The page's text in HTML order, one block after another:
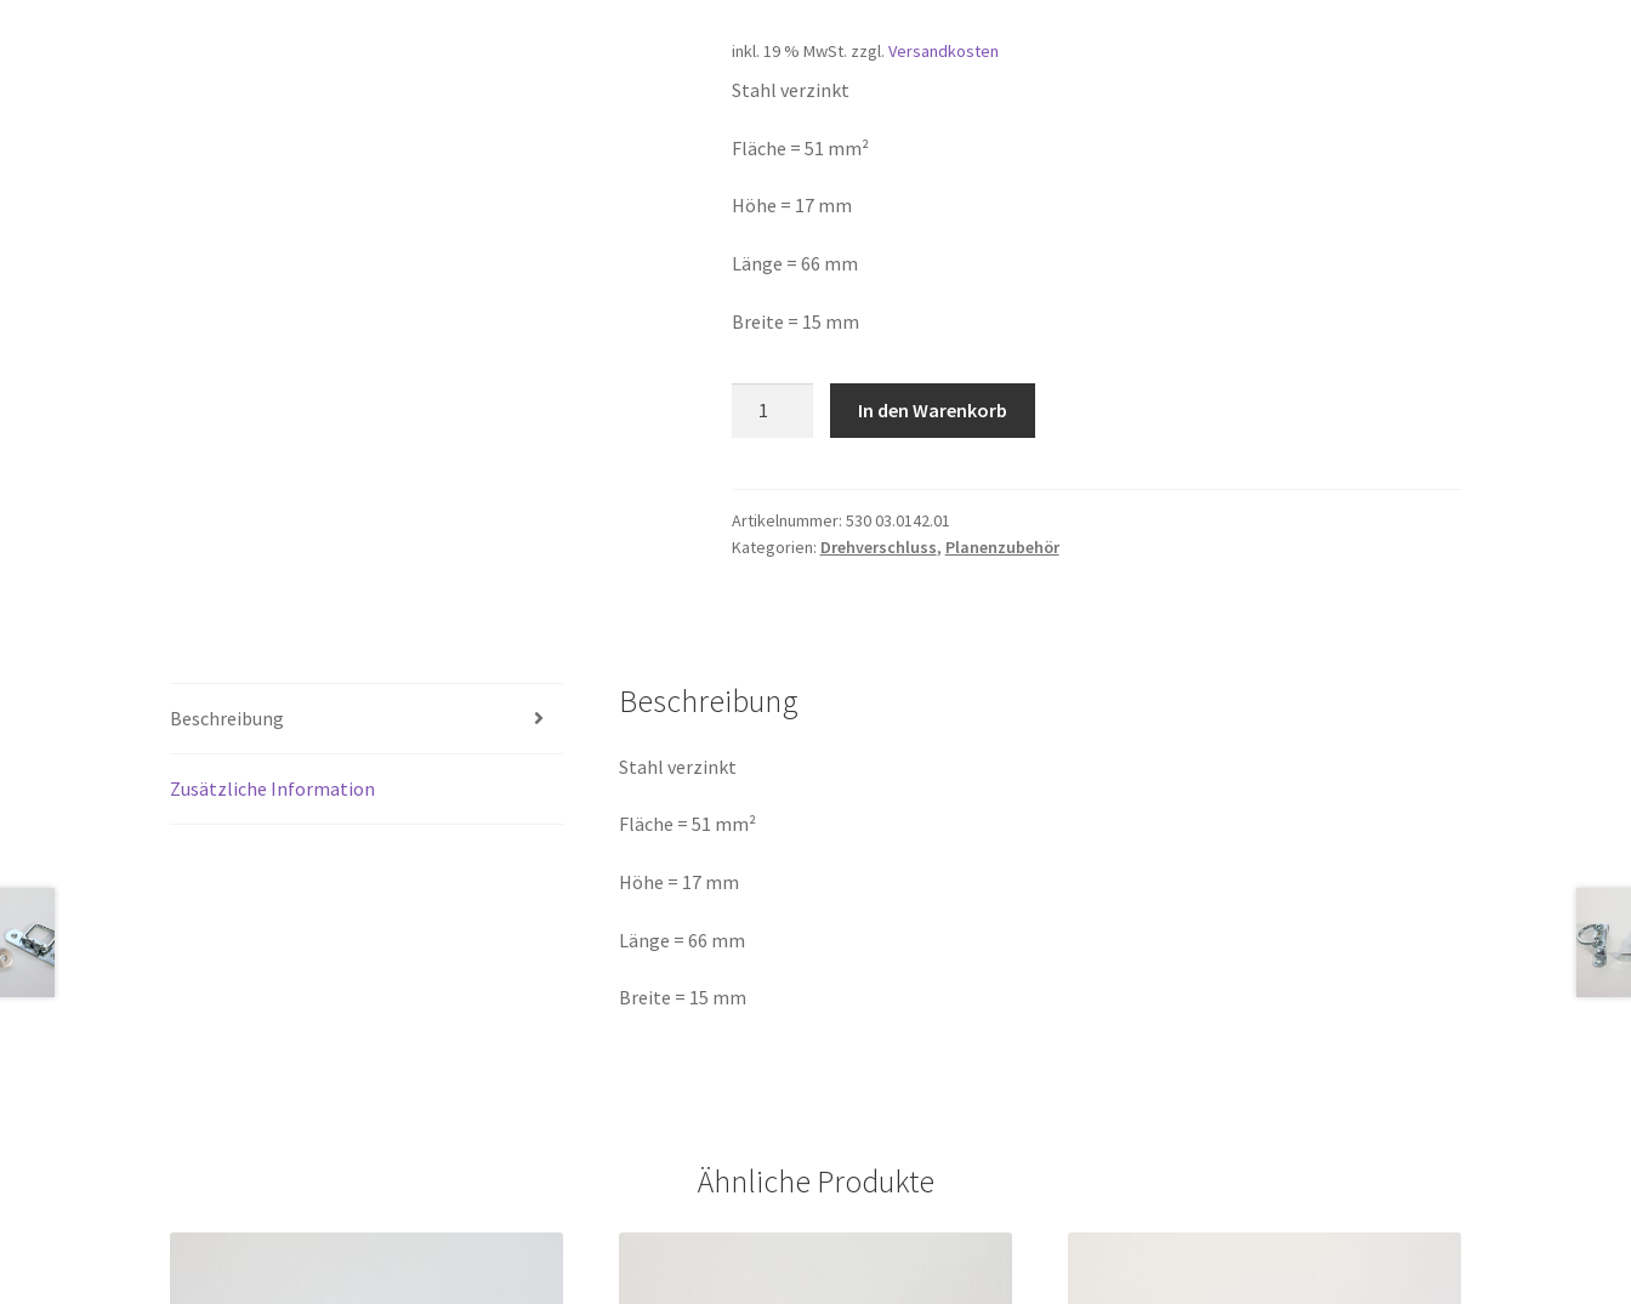
inkl. 19 % MwSt. zzgl. Versandkosten
Stahl verzinkt
Fläche = 51 mm²
Höhe = 17 mm
Länge = 66 mm
Breite = 15 mm
In den Warenkorb
Artikelnummer: 530 03.0142.01
Kategorien: Drehverschluss, Planenzubehör
Beschreibung
Zusätzliche Information
Beschreibung
Stahl verzinkt
Fläche = 51 mm²
Höhe = 17 mm
Länge = 66 mm
Breite = 15 mm
Ähnliche Produkte